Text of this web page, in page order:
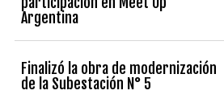
Argentina
Finalizó la obra de modernización
de la Subestación N° 5